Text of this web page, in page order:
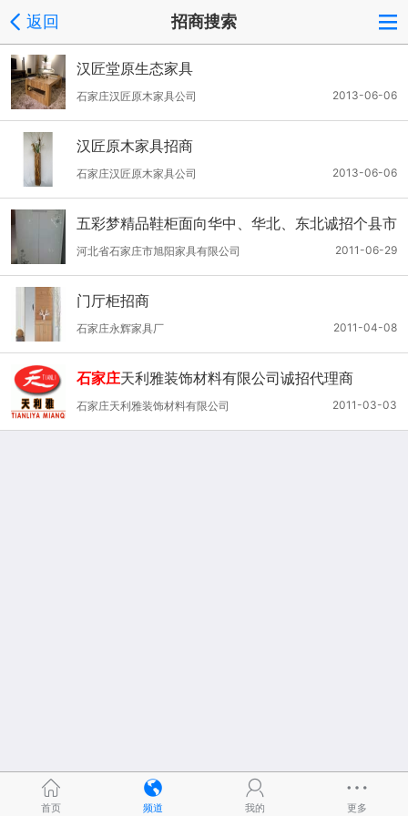
返回 招商搜索
汉匠堂原生态家具
2013-06-06
石家庄汉匠原木家具公司
汉匠原木家具招商
2013-06-06
石家庄汉匠原木家具公司
五彩梦精品鞋柜面向华中、华北、东北诚招个县市
代理商
2011-06-29
河北省石家庄市旭阳家具有限公司
门厅柜招商
2011-04-08
石家庄永辉家具厂
石家庄天利雅装饰材料有限公司诚招代理商
2011-03-03
石家庄天利雅装饰材料有限公司
首页 频道 我的 更多